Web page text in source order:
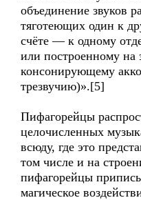
объединение звуков
тяготеющих один к
счёте — к одному
или построенному на
консонирующему
трезвучию)».[5]
Пифагорейцы
целочисленных
всюду, где это
том числе и на
пифагорейцы
магическое